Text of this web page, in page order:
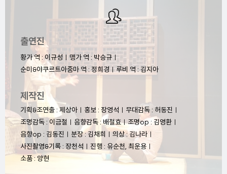
출연진
황가 역 : 이규성ㅣ맹가 역 : 박승규ㅣ
순미&야쿠르트아줌마 역 : 정희경ㅣ루비 역 : 김지아
제작진
기획&조연출 : 제상아ㅣ홍보 : 장영석ㅣ무대감독 : 허동진ㅣ
조명감독 : 이금철ㅣ음향감독 : 배철효ㅣ조명op : 김영환ㅣ
음향op : 김동진ㅣ분장 : 김채희ㅣ의상 : 김나라ㅣ
사진촬영&기록 : 장천석ㅣ진행 : 유순천, 최운용ㅣ
소품 : 양현